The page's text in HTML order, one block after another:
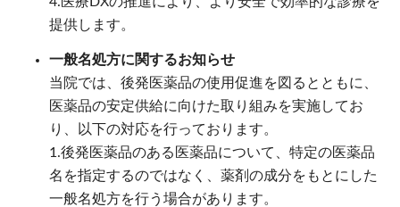
提供します。
一般名処方に関するお知らせ
当院では、後発医薬品の使用促進を図るとともに、
医薬品の安定供給に向けた取り組みを実施してお
り、以下の対応を行っております。
1.後発医薬品のある医薬品について、特定の医薬品
名を指定するのではなく、薬剤の成分をもとにした
一般名処方を行う場合があります。